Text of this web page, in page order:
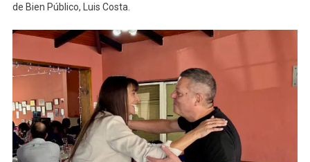
de Bien Público, Luis Costa.